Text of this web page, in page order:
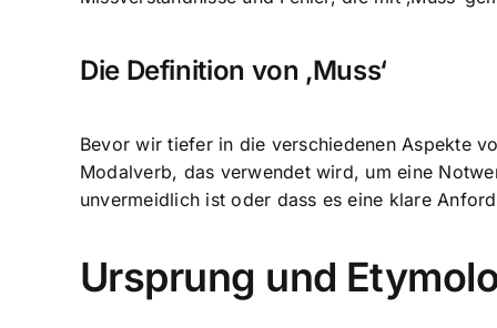
Die Definition von ‚Muss‘
Bevor wir tiefer in die verschiedenen Aspekte
Modalverb, das verwendet wird, um eine
unvermeidlich ist oder dass es eine klare
Ursprung und